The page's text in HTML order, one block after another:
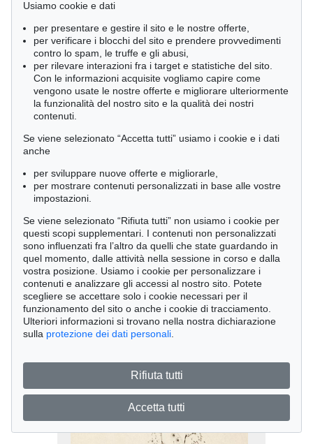
Asta 559 - lot 437
Wols
Ausstellungskatalog Drouin: Widmungsexemplar
,1945
Risultato:€ 3,375
Usiamo cookie e dati
per presentare e gestire il sito e le nostre offerte,
per verificare i blocchi del sito e prendere provvedimenti
contro lo spam, le truffe e gli abusi,
per rilevare interazioni fra i target e statistiche del sito.
Con le informazioni acquisite vogliamo capire come
vengono usate le nostre offerte e migliorare ulteriormente
la funzionalità del nostro sito e la qualità dei nostri
contenuti.
Se viene selezionato “Accetta tutti” usiamo i cookie e i dati
anche
per sviluppare nuove offerte e migliorarle,
per mostrare contenuti personalizzati in base alle vostre
impostazioni.
Se viene selezionato “Rifiuta tutti” non usiamo i cookie per
questi scopi supplementari. I contenuti non personalizzati
sono influenzati fra l’altro da quelli che state guardando in
quel momento, dalle attività nella sessione in corso e dalla
vostra posizione. Usiamo i cookie per personalizzare i
contenuti e analizzare gli accessi al nostro sito. Potete
scegliere se accettare solo i cookie necessari per il
funzionamento del sito o anche i cookie di tracciamento.
Ulteriori informazioni si trovano nella nostra dichiarazione
sulla protezione dei dati personali
Rifiuta tutti
Accetta tutti